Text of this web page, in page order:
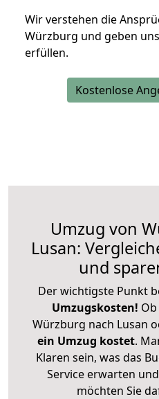
Wir verstehen die
Würzburg und geben
erfüllen.
Kostenlose
Umzug von
Lusan:
und
Der wichtigste Punkt
Umzugskosten!
Würzburg nach Lusan
ein Umzug kostet.
Klaren sein, was das
Service erwarten
möchten Sie